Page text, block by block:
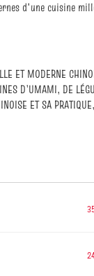
d'une cuisine
ET MODERNE
D’UMAMI, DE
ET SA